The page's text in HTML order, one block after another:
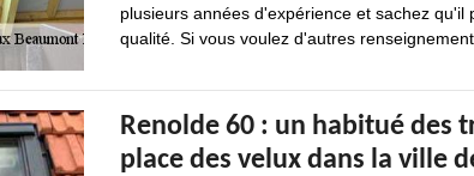
plusieurs années d'expérience et sachez
qualité. Si vous voulez d'autres
Renolde 60 : un habitué des
place des velux dans la ville